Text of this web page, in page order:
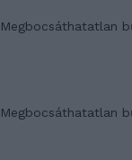
Megbocsáthatatlan
Megbocsáthatatlan